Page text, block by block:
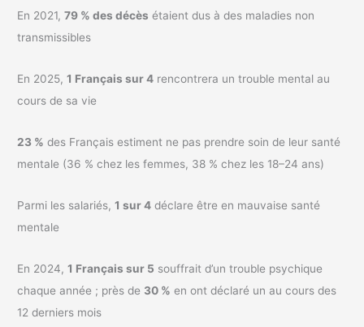
En 2021,79 % des décès étaient dus à des maladies non
transmissibles
En 2025,1 Français sur 4 rencontrera un trouble mental au
cours de sa vie
23 % des Français estiment ne pas prendre soin de leur santé
mentale (36 % chez les femmes, 38 % chez les 18–24 ans)
Parmi les salariés,1 sur 4 déclare être en mauvaise santé
mentale
En 2024,1 Français sur 5 souffrait d’un trouble psychique
chaque année ; près de 30 % en ont déclaré un au cours des
12 derniers mois